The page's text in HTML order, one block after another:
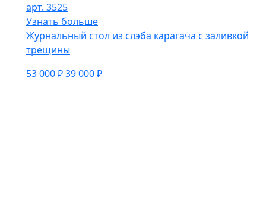
арт. 3525
Узнать больше
Журнальный стол из слэба карагача с заливкой
трещины
53 000 ₽39 000 ₽